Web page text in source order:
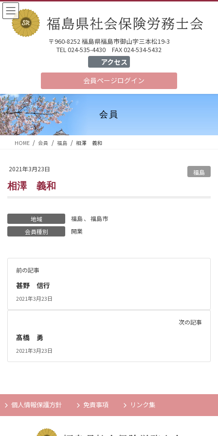
コ
ン
ッ
プ
ナ
ビ
移
動
〒960-8252 福島県福島市御山字三本松19-3
TEL 024-535-4430 FAX 024-534-5432
アクセス
会員ページログイン
会員
HOME 会員 福島 相澤 義和
2021年3月23日 福島
相澤 義和
地域 福島、
福島市
会員種別
開業
前の記事
甚野 信行
2021年3月23日
次の記事
髙橋 勇
2021年3月23日
個人情報保護方針 免責事項 リンク集